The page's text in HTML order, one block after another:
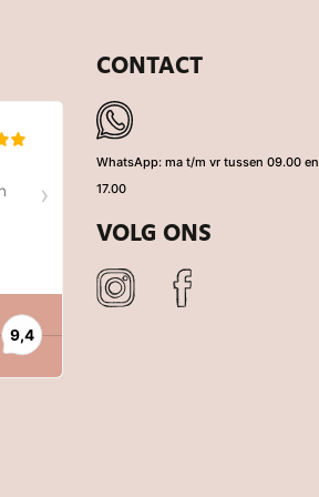
CONTACT
WhatsApp: ma t/m vr tussen 09.00 en
17.00
VOLG ONS